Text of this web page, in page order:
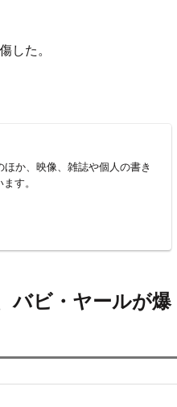
テレビ聴からユーチューブ視